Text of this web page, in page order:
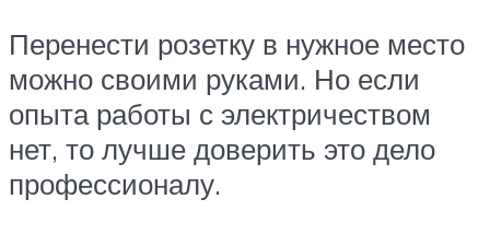
Перенести розетку в нужное место
можно своими руками. Но если
опыта работы с электричеством
нет, то лучше доверить это дело
профессионалу.